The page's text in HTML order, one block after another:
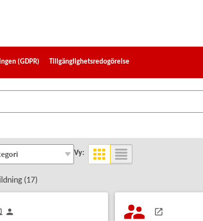
(GDPR) Tillgänglighetsredogörelse
Vy:
(17)